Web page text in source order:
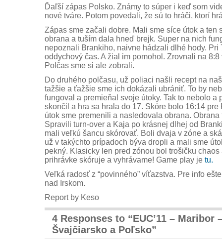
Ďaľší zápas Polsko. Známy to súper i keď som
nové tváre. Potom povedali, že sú to hráči, ktorí
Zápas sme začali dobre. Mali sme síce útok a ten
obrana a tuším dala hneď brejk. Super na nich
nepoznali Brankiho, naivne hádzali dlhé hody. Pri
oddychový čas. A žial im pomohol. Zrovnali na
Polčas sme si ale zobrali.
Do druhého polčasu, už poliaci našli recept na
tažšie a ťažšie sme ich dokázali ubrániť. To by
fungoval a premieňal svoje útoky. Tak to nebolo a
skončil a hra sa hrala do 17. Skóre bolo 16:14 pre
útok sme premenili a nasledovala obrana.
Spravili turn-over a Kaja po krásnej dlhej od
mali veľkú šancu skórovať. Boli dvaja v zóne a
už v takýchto prípadoch býva dropli a mali sme
pekný. Klasicky len pred zónou bol trošičku
prihrávke skóruje a vyhrávame! Game play je tu.
Veľká radosť z “povinného” víťazstva. Pre info
nad Irskom.
Report by Keso
4 Responses to “EUC’11 – Maribor
Švajčiarsko a Poľsko”